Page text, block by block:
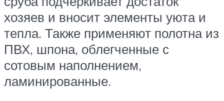
хозяев и вносит элементы уюта и
тепла. Также применяют полотна из
ПВХ, шпона, облегченные с
сотовым наполнением,
ламинированные.